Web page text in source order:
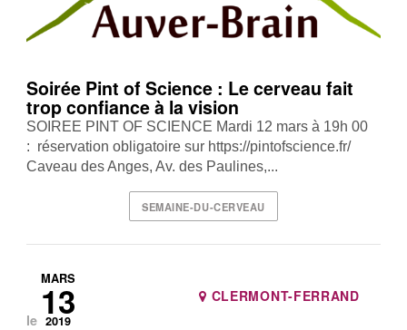
Soirée Pint of Science : Le cerveau fait
trop confiance à la vision
SOIREE PINT OF SCIENCE Mardi 12 mars à 19h 00
: réservation obligatoire sur https://pintofscience.fr/
Caveau des Anges, Av. des Paulines,...
SEMAINE-DU-CERVEAU
CLERMONT-FERRAND
le
MARS
13
2019